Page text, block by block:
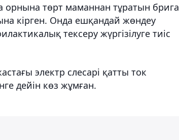
төрт маманнан тұратын
кірген. Онда ешқандай жөндеу
тексеру жүргізілуге тиіс
электр слесарі қатты ток
дейін көз жұмған.